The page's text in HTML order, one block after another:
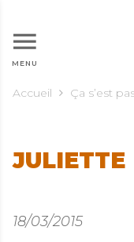
MENU
Accueil Ça s’est
JULIETTE
18/03/2015